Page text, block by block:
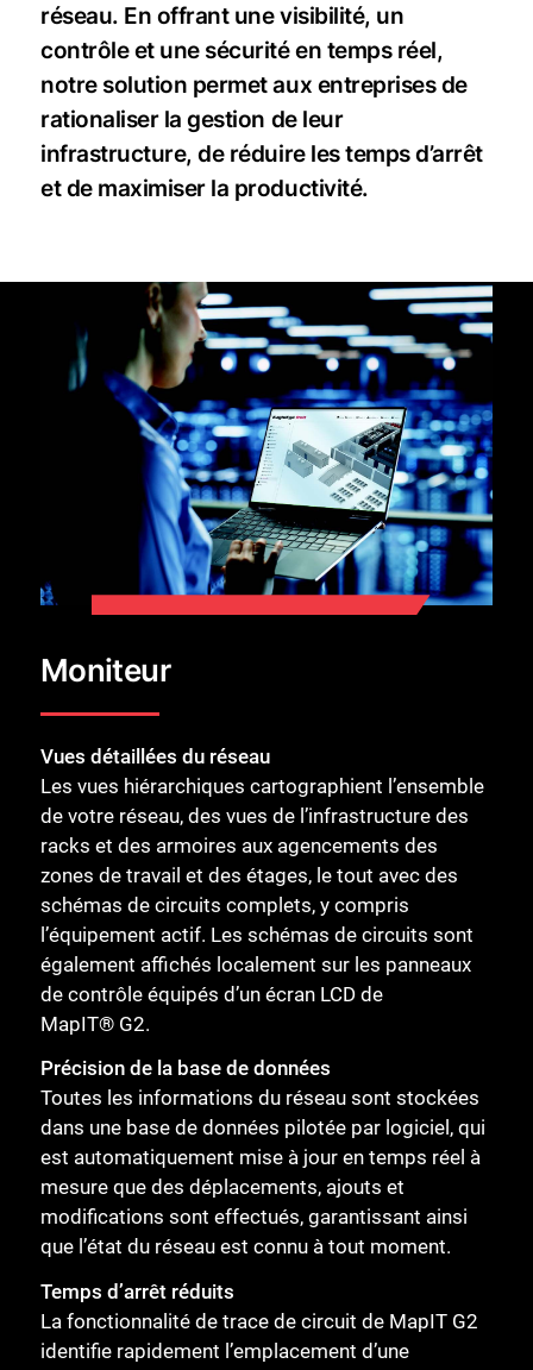
réseau. En offrant une visibilité, un
contrôle et une sécurité en temps réel,
notre solution permet aux entreprises de
rationaliser la gestion de leur
infrastructure, de réduire les temps d’arrêt
et de maximiser la productivité.
Moniteur
Vues détaillées du réseau
Les vues hiérarchiques cartographient l’ensemble
de votre réseau, des vues de l’infrastructure des
racks et des armoires aux agencements des
zones de travail et des étages, le tout avec des
schémas de circuits complets, y compris
l’équipement actif. Les schémas de circuits sont
également affichés localement sur les panneaux
de contrôle équipés d’un écran LCD de
MapIT® G2.
Précision de la base de données
Toutes les informations du réseau sont stockées
dans une base de données pilotée par logiciel, qui
est automatiquement mise à jour en temps réel à
mesure que des déplacements, ajouts et
modifications sont effectués, garantissant ainsi
que l’état du réseau est connu à tout moment.
Temps d’arrêt réduits
La fonctionnalité de trace de circuit de MapIT G2
identifie rapidement l’emplacement d’une